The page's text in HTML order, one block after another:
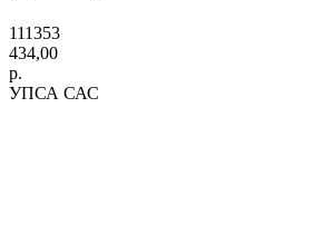
111353
434,00
р.
УПСА САС